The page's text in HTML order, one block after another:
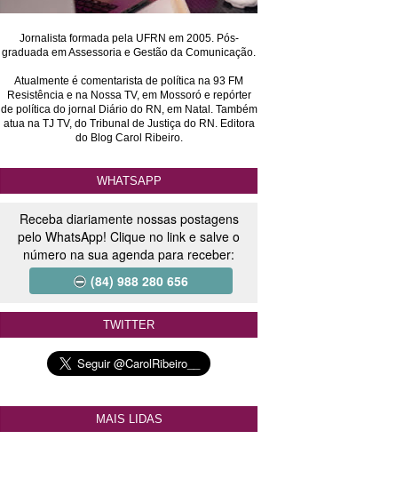
Jornalista formada pela UFRN em 2005. Pós-
graduada em Assessoria e Gestão da Comunicação.
Atualmente é comentarista de política na 93 FM
Resistência e na Nossa TV, em Mossoró e repórter
de política do jornal Diário do RN, em Natal. Também
atua na TJ TV, do Tribunal de Justiça do RN. Editora
do Blog Carol Ribeiro.
WHATSAPP
Receba diariamente nossas postagens
pelo WhatsApp! Clique no link e salve o
número na sua agenda para receber:
(84) 988 280 656
TWITTER
MAIS LIDAS